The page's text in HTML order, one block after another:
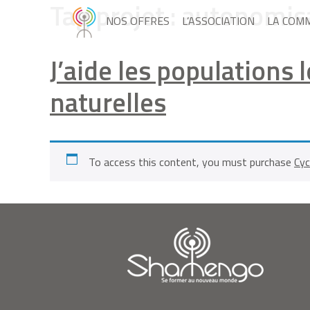
NOS OFFRES L’ASSOCIATION LA
Tag projet :
J’aide les
naturelles
To access this content, you must purchase